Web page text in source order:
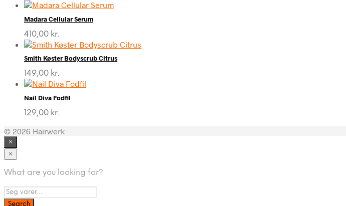
Madara Cellular Serum
410,00 kr.
Smith Køster Bodyscrub Citrus
149,00 kr.
Nail Diva Fodfil
129,00 kr.
© 2026 Hairwerk
×
×
What are you looking for?